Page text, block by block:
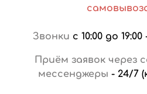
Звонки с 10:00 до 19:00
Приём заявок через
мессенджеры - 24/7